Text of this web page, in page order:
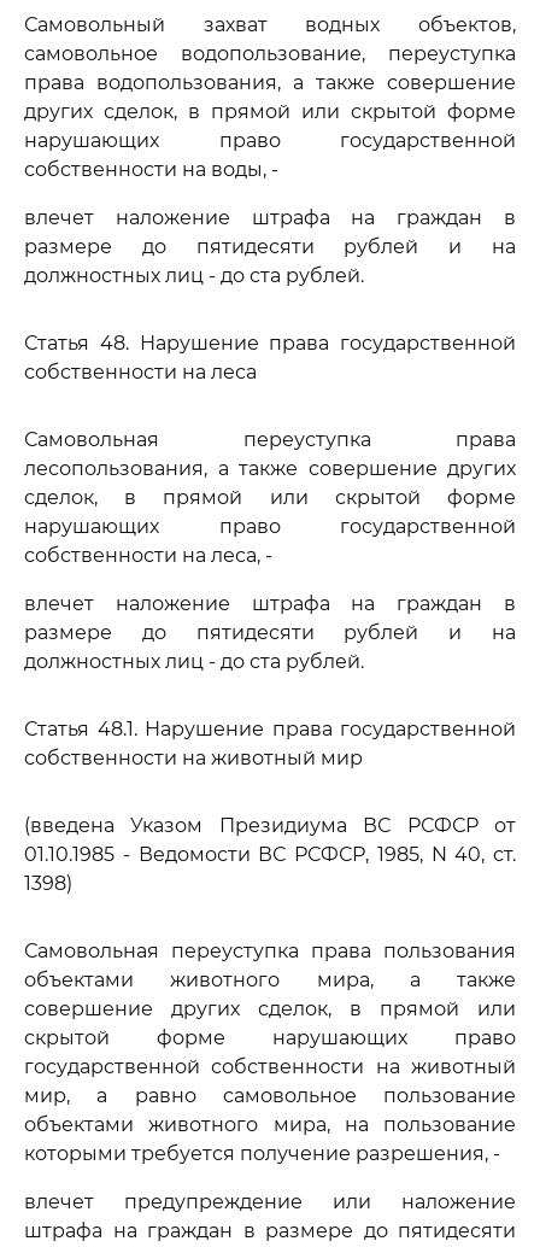
Самовольный захват водных объектов,
самовольное водопользование, переуступка
права водопользования, а также совершение
других сделок, в прямой или скрытой форме
нарушающих право государственной
собственности на воды, -
влечет наложение штрафа на граждан в
размере до пятидесяти рублей и на
должностных лиц - до ста рублей.
Статья 48. Нарушение права государственной
собственности на леса
Самовольная переуступка права
лесопользования, а также совершение других
сделок, в прямой или скрытой форме
нарушающих право государственной
собственности на леса, -
влечет наложение штрафа на граждан в
размере до пятидесяти рублей и на
должностных лиц - до ста рублей.
Статья 48.1. Нарушение права государственной
собственности на животный мир
(введена Указом Президиума ВС РСФСР от
01.10.1985 - Ведомости ВС РСФСР, 1985, N 40, ст.
1398)
Самовольная переуступка права пользования
объектами животного мира, а также
совершение других сделок, в прямой или
скрытой форме нарушающих право
государственной собственности на животный
мир, а равно самовольное пользование
объектами животного мира, на пользование
которыми требуется получение разрешения, -
влечет предупреждение или наложение
штрафа на граждан в размере до пятидесяти